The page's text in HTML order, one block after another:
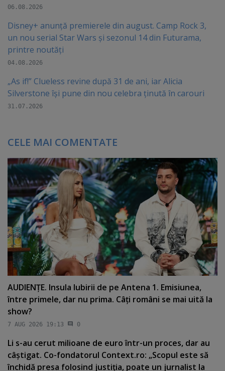
06.08.2026
Disney+ anunță premierele din august. Camp Rock 3,
un nou serial Star Wars și sezonul 14 din Futurama,
printre noutăți
04.08.2026
„As if!” Clueless revine după 31 de ani, iar Alicia
Silverstone își pune din nou celebra ținută în carouri
31.07.2026
CELE MAI COMENTATE
AUDIENŢE. Insula Iubirii de pe Antena 1. Emisiunea,
între primele, dar nu prima. Câţi români se mai uită la
show?
7 AUG 2026 19:13 0
Li s-au cerut milioane de euro într-un proces, dar au
câştigat. Co-fondatorul Context.ro: „Scopul este să
închidă presa folosind justiţia, poate un jurnalist la